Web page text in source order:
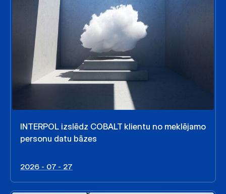
INTERPOL izslēdz COBALT klientu no meklējamo
personu datu bāzes
2026 - 07 - 27